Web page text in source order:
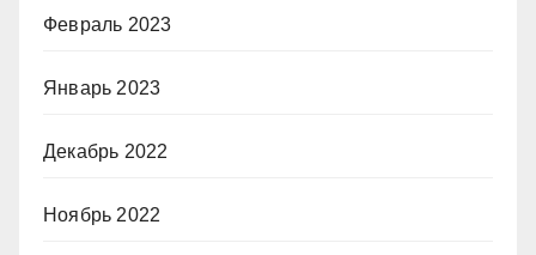
Февраль 2023
Январь 2023
Декабрь 2022
Ноябрь 2022